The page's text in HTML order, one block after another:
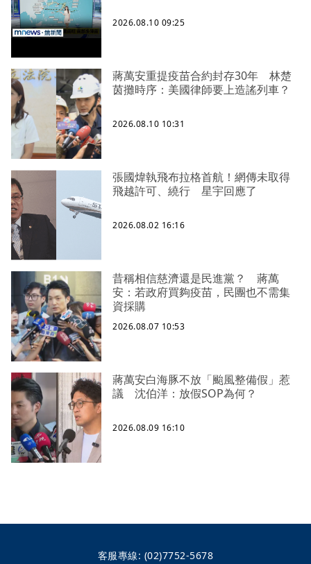
2026.08.10 09:25
蔣萬安重提疫苗合約封存30年 林楚
茵攤時序：美國律師要上造謠列車？
2026.08.10 10:31
張國煒執飛布拉格首航！網傳未取得
飛越許可、繞行 星宇回應了
2026.08.02 16:16
昔稱相信慈濟還是民進黨？ 蔣萬
安：若政府買夠疫苗，民團也不需集
資採購
2026.08.07 10:53
蔣萬安白海豚不放「颱風整備假」惹
議 沈伯洋：放假SOP為何？
2026.08.09 16:10
客服專線: (02)7752-5678